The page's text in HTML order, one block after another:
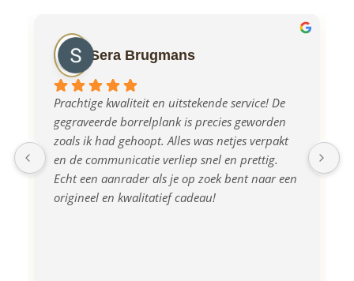
Sera Brugmans
Prachtige kwaliteit en uitstekende service! De
gegraveerde borrelplank is precies geworden
zoals ik had gehoopt. Alles was netjes verpakt
en de communicatie verliep snel en prettig.
Echt een aanrader als je op zoek bent naar een
origineel en kwalitatief cadeau!